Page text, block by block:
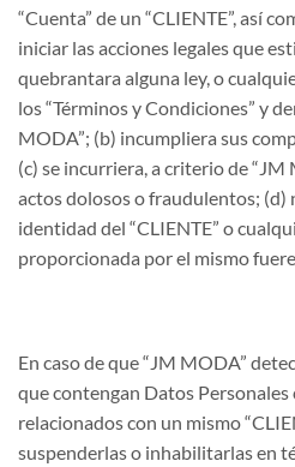
“Cuenta” de un “CLIENTE”, así
iniciar las acciones legales que
quebrantara alguna ley, o
los “Términos y Condiciones” y
MODA”; (b) incumpliera sus
(c) se incurriera, a criterio de “JM
actos dolosos o fraudulentos; (d)
identidad del “CLIENTE” o
proporcionada por el mismo
En caso de que “JM MODA”
que contengan Datos
relacionados con un mismo
suspenderlas o inhabilitarlas en